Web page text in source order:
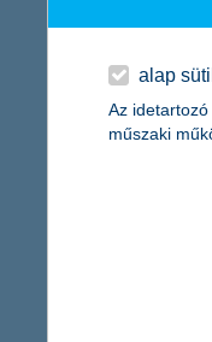
Főbb adataink:
K&H Bank
alap
Az
műszaki